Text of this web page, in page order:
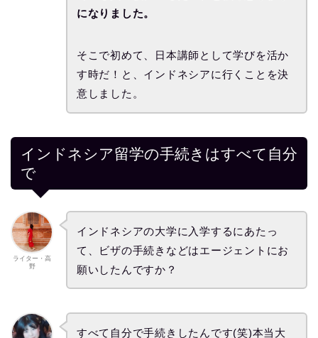
になりました。
そこで初めて、日本講師として学びを活か
す時だ！と、インドネシアに行くことを決
意しました。
インドネシア留学の手続きはすべて自分
で
ライター・高
野
インドネシアの大学に入学するにあたっ
て、ビザの手続きなどはエージェントにお
願いしたんですか？
すべて自分で手続きしたんです(笑)本当大